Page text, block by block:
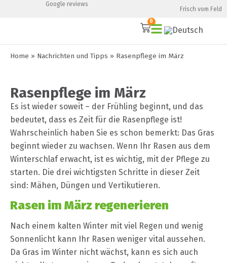
Google reviews
Frisch vom Feld
0
Home » Nachrichten und Tipps » Rasenpflege im März
Rasenpflege im März
Es ist wieder soweit – der Frühling beginnt, und das
bedeutet, dass es Zeit für die Rasenpflege ist!
Wahrscheinlich haben Sie es schon bemerkt: Das Gras
beginnt wieder zu wachsen. Wenn Ihr Rasen aus dem
Winterschlaf erwacht, ist es wichtig, mit der Pflege zu
starten. Die drei wichtigsten Schritte in dieser Zeit
sind: Mähen, Düngen und Vertikutieren.
Rasen im März regenerieren
Nach einem kalten Winter mit viel Regen und wenig
Sonnenlicht kann Ihr Rasen weniger vital aussehen.
Da Gras im Winter nicht wächst, kann es sich auch